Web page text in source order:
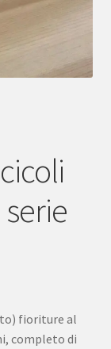
serie
fioriture al
completo di